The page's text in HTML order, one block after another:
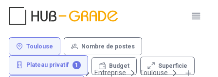
Toulouse Nombre de postes
Plateau privatif 1 Budget Superficie
Entreprise Toulouse